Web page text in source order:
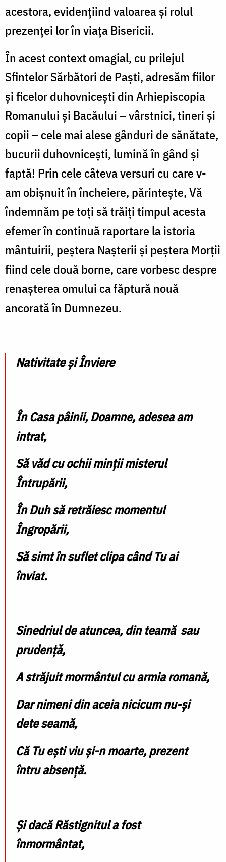
acestora, evidențiind valoarea și rolul
prezenței lor în viața Bisericii.
În acest context omagial, cu prilejul
Sfintelor Sărbători de Paști, adresăm fiilor
și ficelor duhovnicești din Arhiepiscopia
Romanului și Bacăului – vârstnici, tineri și
copii – cele mai alese gânduri de sănătate,
bucurii duhovnicești, lumină în gând și
faptă! Prin cele câteva versuri cu care v-
am obișnuit în încheiere, părintește, Vă
îndemnăm pe toți să trăiți timpul acesta
efemer în continuă raportare la istoria
mântuirii, peștera Nașterii și peștera Morții
fiind cele două borne, care vorbesc despre
renașterea omului ca făptură nouă
ancorată în Dumnezeu.
Nativitate și Înviere
În Casa pâinii, Doamne, adesea am
intrat,
Să văd cu ochii minții misterul
Întrupării,
În Duh să retrăiesc momentul
Îngropării,
Să simt în suflet clipa când Tu ai
înviat.
Sinedriul de atuncea, din teamă sau
prudență,
A străjuit mormântul cu armia romană,
Dar nimeni din aceia nicicum nu-și
dete seamă,
Că Tu ești viu și-n moarte, prezent
întru absență.
Și dacă Răstignitul a fost
înmormântat,